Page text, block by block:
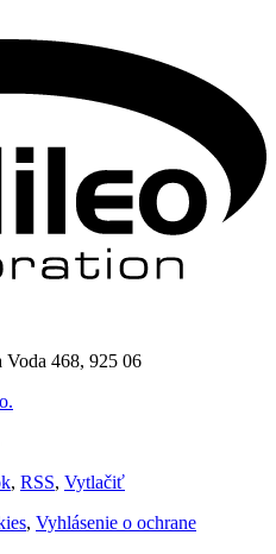
Voda 468, 925 06
, RSS, Vytlačiť
, Vyhlásenie o ochrane